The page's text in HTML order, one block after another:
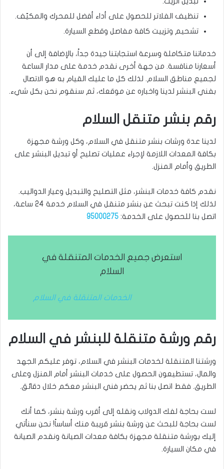
تنظيف الفلاتر للحصول على أداء أفضل للمحرك والمكيّف.
تشحيم وتزييت كافة مفاصل وقطع السيارة.
خدماتنا متكاملة وسرعة استجابتنا جيدة جداً، بالإضافة إلى أن
أسعارنا منافسة. من جهة أخرى نقدم خدمة على مدار الساعة
لجميع مناطق السلام. لذلك كل ما عليك القيام به هو الاتصال
بفني البنشر لدينا واخباره عن موقعك، ثم سنقوم نحن بكل شيء.
رقم بنشر متنقل السلام
لدينا عدة ورشات بنشر متنقل في السلام، وكل ورشة مجهزة
بكافة المعدات اللازمة لإجراء عمليات تصليح أو تبديل البنشر على
الطريق وأمام المنزل.
نقدم كافة خدمات البنشر، مثل التصليح والتبديل وعيار الدواليب.
لذلك إذا كنت تبحث عن بنشر متنقل في السلام خدمة 24 ساعة،
اتصل بنا للحصول على الخدمة: 95000275
استعرض جميع الخدمات المتنقلة في
السلام
الخدمات المتنقلة في السلام
رقم ورشة متنقلة للبنشر في السلام
ورشتنا المتنقلة لخدمات البنشر في السلام، توفر عليكم الجهد
والمال، تستطيعون الحصول على خدمات البنشر أمام المنزل وعلى
الطريق. فقط اتصل بنا ثم يحضر فني البنشر معكم خلال دقائق.
لست بحاجة لفك الدولاب ونقله إلى أقرب ورشة بنشر، كما أنك
لست بحاجة للبحث عن ورشة بنشر قريبة منك أساساً! نحن سنأتي
إليك بورشة متنقلة مجهزة بكافة معدات الصيانة ونقدم الصيانة
في مكان السيارة.